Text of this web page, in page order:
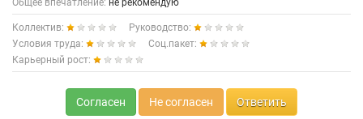
Общее впечатление: не рекомендую
Коллектив:
Руководство:
Условия труда:
Соц.пакет:
Карьерный рост:
Согласен Не согласен Ответить